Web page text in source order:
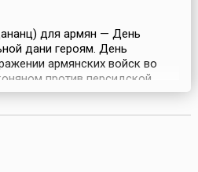
для армян — День
дани героям. День
армянских войск во
против персидской
В середине 5 века
году персидский шах